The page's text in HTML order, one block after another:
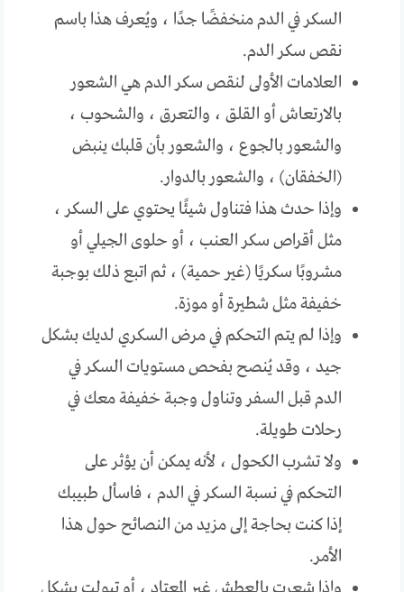
السكر في الدم منخفضًا جدًا ، ويُعرف هذا باسم
نقص سكر الدم.
العلامات الأولى لنقص سكر الدم هي الشعور
بالارتعاش أو القلق ، والتعرق ، والشحوب ،
والشعور بالجوع ، والشعور بأن قلبك ينبض
(الخفقان) ، والشعور بالدوار.
وإذا حدث هذا فتناول شيئًا يحتوي على السكر ،
مثل أقراص سكر العنب ، أو حلوى الجيلي أو
مشروبًا سكريًا (غير حمية) ، ثم اتبع ذلك بوجبة
خفيفة مثل شطيرة أو موزة.
وإذا لم يتم التحكم في مرض السكري لديك بشكل
جيد ، وقد يُنصح بفحص مستويات السكر في
الدم قبل السفر وتناول وجبة خفيفة معك في
رحلات طويلة.
ولا تشرب الكحول ، لأنه يمكن أن يؤثر على
التحكم في نسبة السكر في الدم ، فاسأل طبيبك
إذا كنت بحاجة إلى مزيد من النصائح حول هذا
الأمر.